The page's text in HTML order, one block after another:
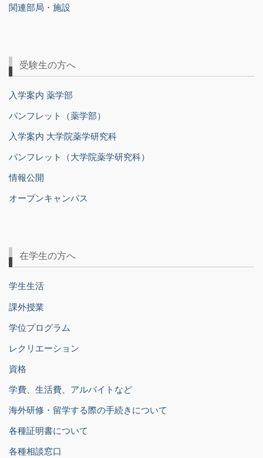
関連部局・施設
受験生の方へ
入学案内 薬学部
パンフレット（薬学部）
入学案内 大学院薬学研究科
パンフレット（大学院薬学研究科）
情報公開
オープンキャンパス
在学生の方へ
学生生活
課外授業
学位プログラム
レクリエーション
資格
学費、生活費、アルバイトなど
海外研修・留学する際の手続きについて
各種証明書について
各種相談窓口